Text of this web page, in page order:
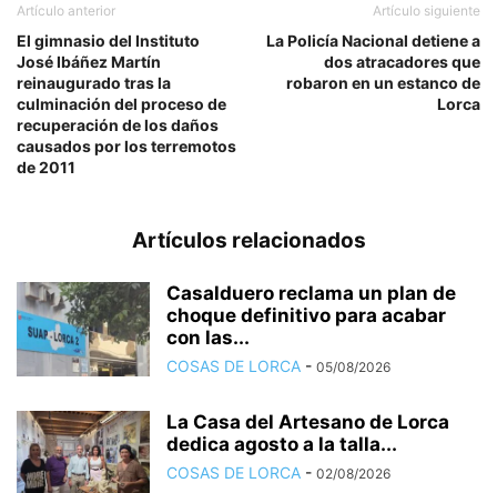
Artículo anterior
El gimnasio del Instituto
José Ibáñez Martín
reinaugurado tras la
culminación del proceso de
recuperación de los daños
causados por los terremotos
de 2011
Artículo siguiente
La Policía Nacional detiene a
dos atracadores que
robaron en un estanco de
Lorca
Artículos relacionados
Casalduero reclama un plan de
choque definitivo para acabar
con las...
COSAS DE LORCA - 05/08/2026
La Casa del Artesano de Lorca
dedica agosto a la talla...
COSAS DE LORCA - 02/08/2026